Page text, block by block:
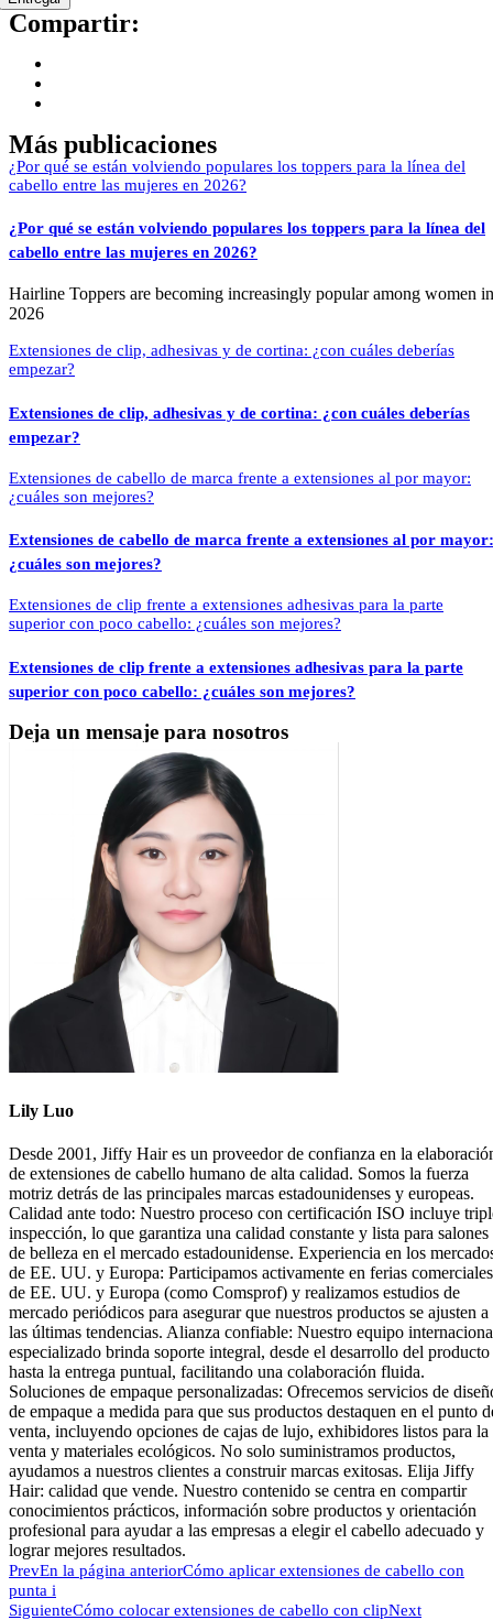
Compartir:
Más publicaciones
¿Por qué se están volviendo populares los toppers para la línea del
cabello entre las mujeres en 2026?
Hairline Toppers are becoming increasingly popular among women in
2026
Extensiones de clip, adhesivas y de cortina: ¿con cuáles deberías
empezar?
Extensiones de cabello de marca frente a extensiones al por mayor:
¿cuáles son mejores?
Extensiones de clip frente a extensiones adhesivas para la parte
superior con poco cabello: ¿cuáles son mejores?
Deja un mensaje para nosotros
Lily Luo
Desde 2001, Jiffy Hair es un proveedor de confianza en la
de extensiones de cabello humano de alta calidad. Somos la fuerza
motriz detrás de las principales marcas estadounidenses y europeas.
Calidad ante todo: Nuestro proceso con certificación ISO incluye
inspección, lo que garantiza una calidad constante y lista para salones
de belleza en el mercado estadounidense. Experiencia en los
de EE. UU. y Europa: Participamos activamente en ferias comerciales
de EE. UU. y Europa (como Comsprof) y realizamos estudios de
mercado periódicos para asegurar que nuestros productos se ajusten a
las últimas tendencias. Alianza confiable: Nuestro equipo
especializado brinda soporte integral, desde el desarrollo del producto
hasta la entrega puntual, facilitando una colaboración fluida.
Soluciones de empaque personalizadas: Ofrecemos servicios de
de empaque a medida para que sus productos destaquen en el punto
venta, incluyendo opciones de cajas de lujo, exhibidores listos para la
venta y materiales ecológicos. No solo suministramos productos,
ayudamos a nuestros clientes a construir marcas exitosas. Elija Jiffy
Hair: calidad que vende. Nuestro contenido se centra en compartir
conocimientos prácticos, información sobre productos y orientación
profesional para ayudar a las empresas a elegir el cabello adecuado y
lograr mejores resultados.
PrevEn la página anteriorCómo aplicar extensiones de cabello con
punta i
SiguienteCómo colocar extensiones de cabello con clipNext